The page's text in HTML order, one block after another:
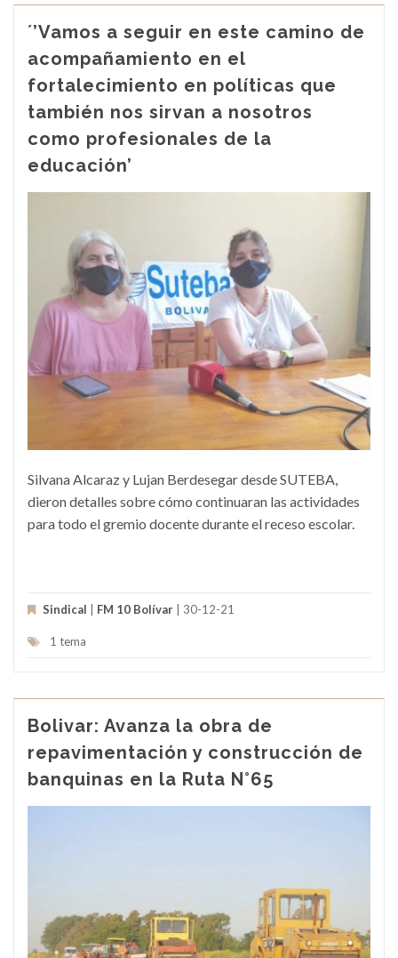
´’Vamos a seguir en este camino de
acompañamiento en el
fortalecimiento en políticas que
también nos sirvan a nosotros
como profesionales de la
educación’
Silvana Alcaraz y Lujan Berdesegar desde SUTEBA,
dieron detalles sobre cómo continuaran las actividades
para todo el gremio docente durante el receso escolar.
Sindical | FM 10 Bolívar | 30-12-21
1 tema
Bolivar: Avanza la obra de
repavimentación y construcción de
banquinas en la Ruta N°65